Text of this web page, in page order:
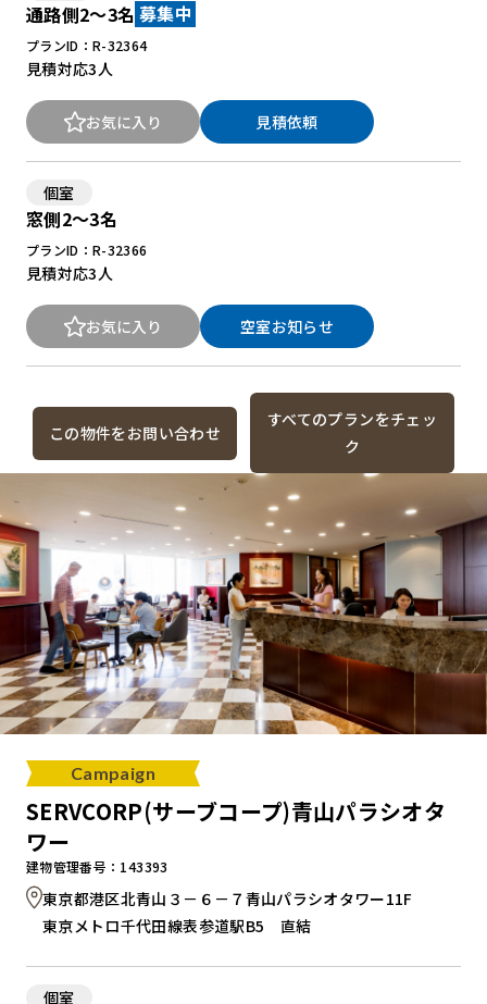
通路側2～3名 募集中
プランID：R-32364
見積対応3人
お気に入り 見積依頼
個室
窓側2～3名
プランID：R-32366
見積対応3人
お気に入り 空室お知らせ
この物件をお問い合わせ
すべてのプランをチェッ
ク
Campaign
SERVCORP(サーブコープ)青山パラシオタ
ワー
建物管理番号：143393
東京都港区北青山３－６－７青山パラシオタワー11F
東京メトロ千代田線表参道駅B5 直結
個室